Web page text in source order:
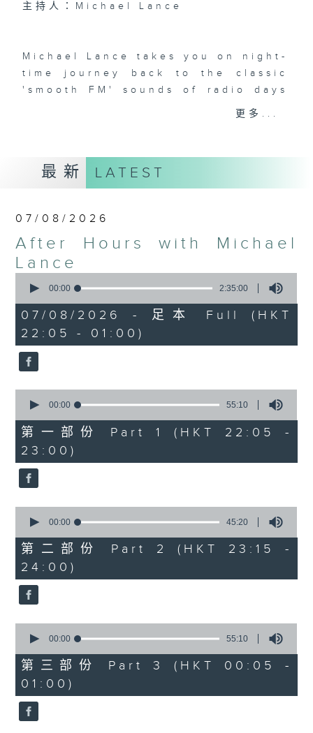
主持人：Michael Lance
Michael Lance takes you on night-
time journey back to the classic
'smooth FM' sounds of radio days
gone by. Join him every weekday
Michael Lance.Listen to the
soulful melodies of R&B, soft rock
ballads that defined a generation,
that keep our hearts beating in
rhythm. Rediscover your favorites
and uncover hidden gems, as
'After Hours' gives you the
perfect soundtrack to your late-
night adventures.
So, whether you’re sliding into
your comfy chair, grabbing the
wheel, or surrendering to the
magic of the night, tune in to
After Hours with Michael Lance
Weekdays 10:05pm to 1am - On Air
- Online - On Radio 3
更多...
最新 LATEST
07/08/2026
After Hours with Michael
Lance
seconds
2
hours,
35
minutes,
0
seconds
00:00 2:35:00
07/08/2026 - 足本 Full (HKT
22:05 - 01:00)
seconds
55
minutes,
10
seconds
00:00 55:10
第一部份 Part 1 (HKT 22:05 -
23:00)
seconds
45
minutes,
20
seconds
00:00 45:20
第二部份 Part 2 (HKT 23:15 -
24:00)
seconds
55
minutes,
10
seconds
00:00 55:10
第三部份 Part 3 (HKT 00:05 -
01:00)